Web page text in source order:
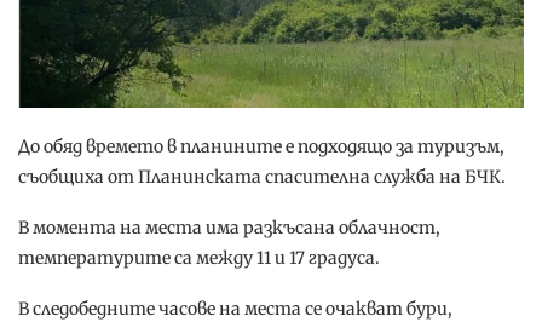
До обяд времето в планините е подходящо за туризъм,
съобщиха от Планинската спасителна служба на БЧК.
В момента на места има разкъсана облачност,
температурите са между 11 и 17 градуса.
В следобедните часове на места се очакват бури,